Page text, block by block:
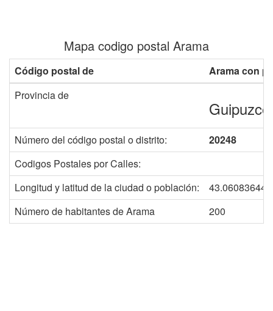
Mapa codigo postal Arama
Código postal de
Arama con
Provincia de
Número del código postal o distrito:
20248
Codigos Postales por Calles:
Longitud y latitud de la ciudad o población:
Número de habitantes de Arama
200